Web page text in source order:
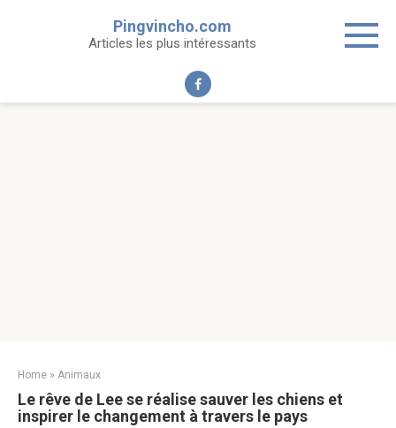
Pingvincho.com
Articles les plus intéressants
Home » Animaux
Le rêve de Lee se réalise sauver les chiens et
inspirer le changement à travers le pays